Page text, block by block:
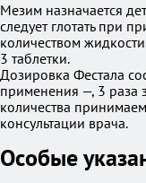
Мезим назначается
следует глотать при
количеством
3 таблетки.
Дозировка Фестала
применения —, 3
количества
консультации врача.
Особые